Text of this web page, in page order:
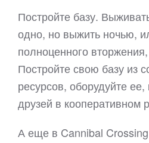
Постройте базу.
одно, но выжить ночью,
полноценного
Постройте свою базу из
ресурсов, оборудуйте
друзей в кооперативном
А еще в Cannibal